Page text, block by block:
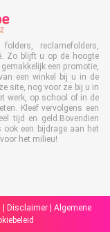
reclamefolders,
Zo blijft u op de hoogte
een promotie,
een winkel bij u in de
site, nog voor ze bij u in
werk, op school of in de
Kleef vervolgens een
tijd en geld.Bovendien
een bijdrage aan het
het milieu!
| Disclaimer| Algemene